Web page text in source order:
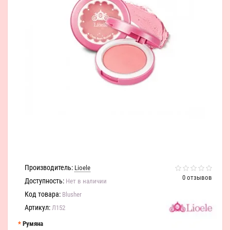
0 отзывов
Производитель: Lioele
Доступность: Нет в наличии
Код товара: Blusher
Артикул: Л152
Румяна